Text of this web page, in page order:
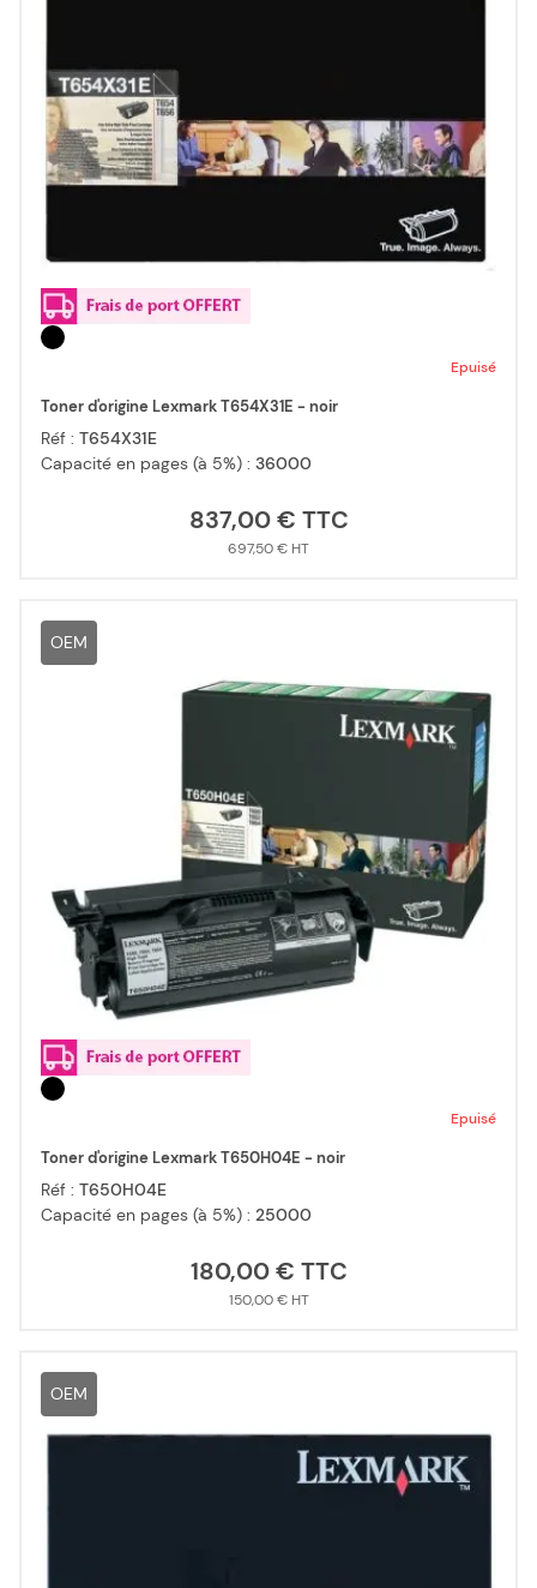
Epuisé
Toner d'origine Lexmark T654X31E - noir
Réf : T654X31E
Capacité en pages (à 5%) : 36000
837,00 €
697,50 €
OEM
Epuisé
Toner d'origine Lexmark T650H04E - noir
Réf : T650H04E
Capacité en pages (à 5%) : 25000
180,00 €
150,00 €
OEM